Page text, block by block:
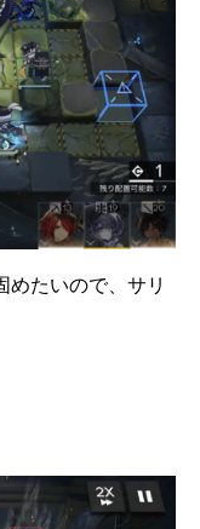
めたいので、サリ